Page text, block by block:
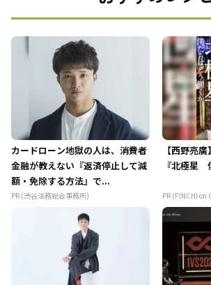
カードローン地獄の人は、消費者
金融が教えない『返済停止して減
額・免除する方法』で...
PR (渋谷法務総合事務所)
【西野亮
『北極星
PR (FINCHI on